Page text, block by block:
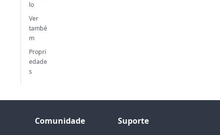
lo
Ver
també
m
Propri
edade
s
Comunidade Suporte